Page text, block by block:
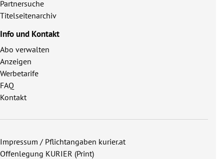
Partnersuche
Titelseitenarchiv
Info und Kontakt
Abo verwalten
Anzeigen
Werbetarife
FAQ
Kontakt
Impressum / Pflichtangaben kurier.at
Offenlegung KURIER (Print)